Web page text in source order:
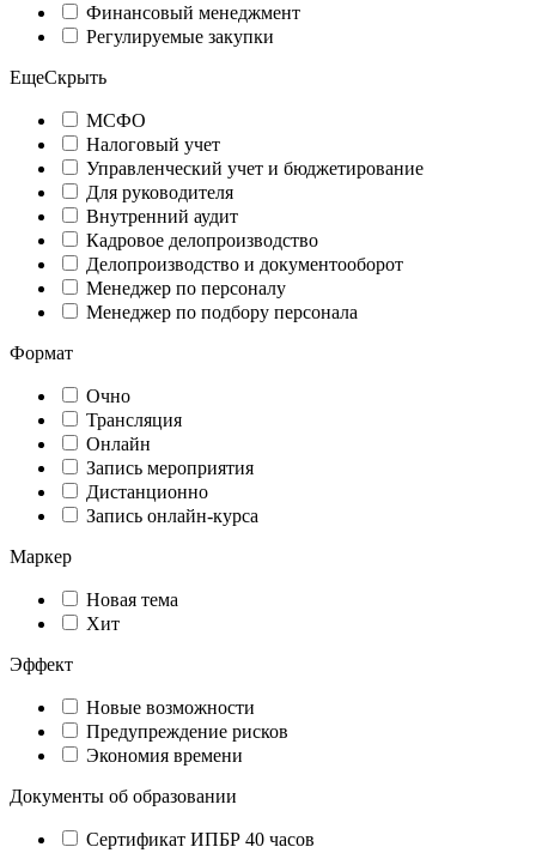
Финансовый менеджмент
Регулируемые закупки
ЕщеСкрыть
МСФО
Налоговый учет
Управленческий учет и бюджетирование
Для руководителя
Внутренний аудит
Кадровое делопроизводство
Делопроизводство и документооборот
Менеджер по персоналу
Менеджер по подбору персонала
Формат
Очно
Трансляция
Онлайн
Запись мероприятия
Дистанционно
Запись онлайн-курса
Маркер
Новая тема
Хит
Эффект
Новые возможности
Предупреждение рисков
Экономия времени
Документы об образовании
Сертификат ИПБР 40 часов